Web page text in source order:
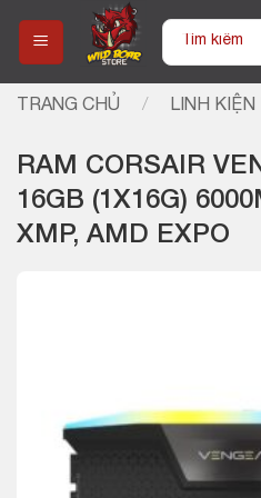
content
Tìm
TRANG CHỦ / LINH KIỆN
RAM CORSAIR
16GB (1X16G)
XMP, AMD EXPO